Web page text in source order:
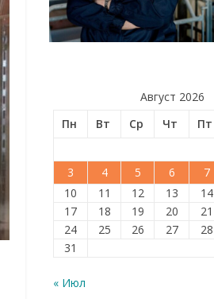
Август 2026
Пн
Вт Ср Чт Пт
3
4 5 6 7
10
11 12 13 14
17
18 19 20 21
24
25 26 27 28
31
« Июл